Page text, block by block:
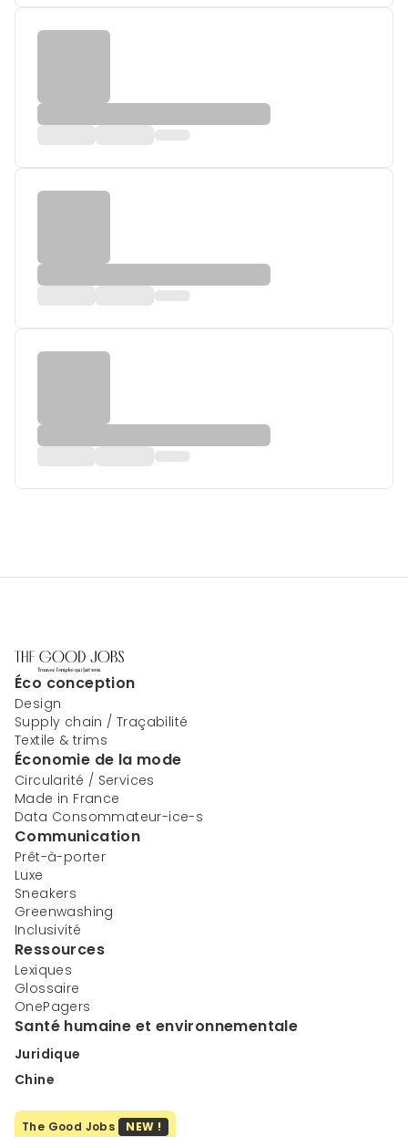
Éco conception
Design
Supply chain / Traçabilité
Textile & trims
Économie de la mode
Circularité / Services
Made in France
Data Consommateur-ice-s
Communication
Prêt-à-porter
Luxe
Sneakers
Greenwashing
Inclusivité
Ressources
Lexiques
Glossaire
OnePagers
Santé humaine et environnementale
Juridique
Chine
The Good Jobs NEW !